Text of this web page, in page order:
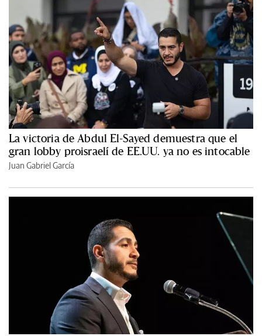
La victoria de Abdul El-Sayed demuestra que el
gran lobby proisraelí de EE.UU. ya no es intocable
Juan Gabriel García